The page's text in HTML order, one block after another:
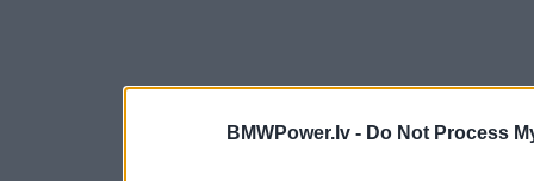
BMWPower.lv - Do Not Process